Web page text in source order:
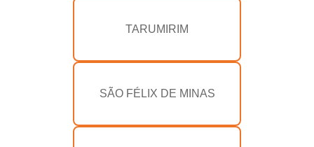
TARUMIRIM
SÃO FÉLIX DE MINAS